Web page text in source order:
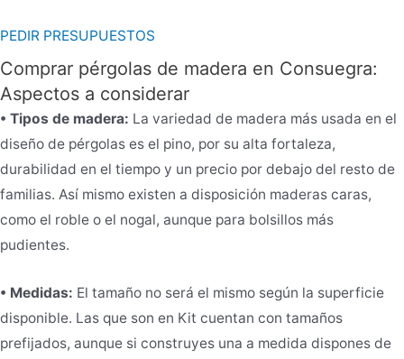
PEDIR PRESUPUESTOS
Comprar pérgolas de madera en Consuegra:
Aspectos a considerar
• Tipos de madera: La variedad de madera más usada en el
diseño de pérgolas es el pino, por su alta fortaleza,
durabilidad en el tiempo y un precio por debajo del resto de
familias. Así mismo existen a disposición maderas caras,
como el roble o el nogal, aunque para bolsillos más
pudientes.
• Medidas: El tamaño no será el mismo según la superficie
disponible. Las que son en Kit cuentan con tamaños
prefijados, aunque si construyes una a medida dispones de